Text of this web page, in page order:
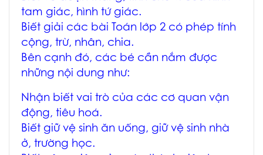
tam giác, hình tứ giác.
Biết giải các bài Toán lớp 2 có phép tính
cộng, trừ, nhân, chia.
Bên cạnh đó, các bé cần nắm được
những nội dung như:
Nhận biết vai trò của các cơ quan vận
động, tiêu hoá.
Biết giữ vệ sinh ăn uống, giữ vệ sinh nhà
ở, trường học.